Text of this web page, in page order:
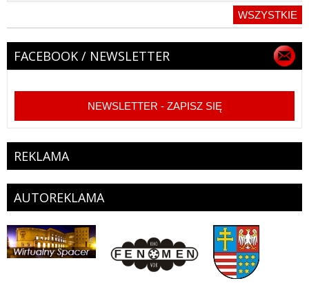
WSZYSTKIE
FACEBOOK / NEWSLETTER
NEWSLETTER - ZAPISZ SIĘ
REKLAMA
AUTOREKLAMA